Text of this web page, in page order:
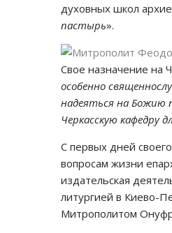
духовных школ
пастырь».
Свое назначение на
особенно
надеяться на Божию
Черкасскую кафедру
С первых дней
вопросам жизни
издательская
литургией в Киево-
Митрополитом